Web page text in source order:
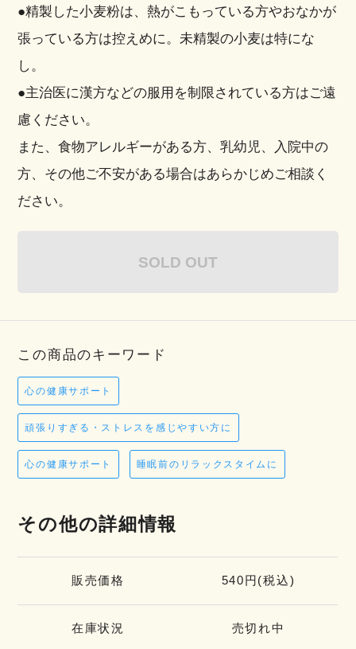
●精製した小麦粉は、熱がこもっている方やおなかが
張っている方は控えめに。未精製の小麦は特にな
し。
●主治医に漢方などの服用を制限されている方はご遠
慮ください。
また、食物アレルギーがある方、乳幼児、入院中の
方、その他ご不安がある場合はあらかじめご相談く
ださい。
SOLD OUT
この商品のキーワード
心の健康サポート
頑張りすぎる・ストレスを感じやすい方に
心の健康サポート 睡眠前のリラックスタイムに
その他の詳細情報
販売価格 540円(税込)
在庫状況 売切れ中